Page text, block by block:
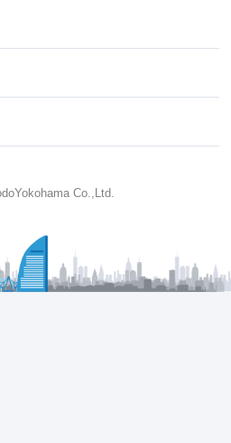
Co.,Ltd.